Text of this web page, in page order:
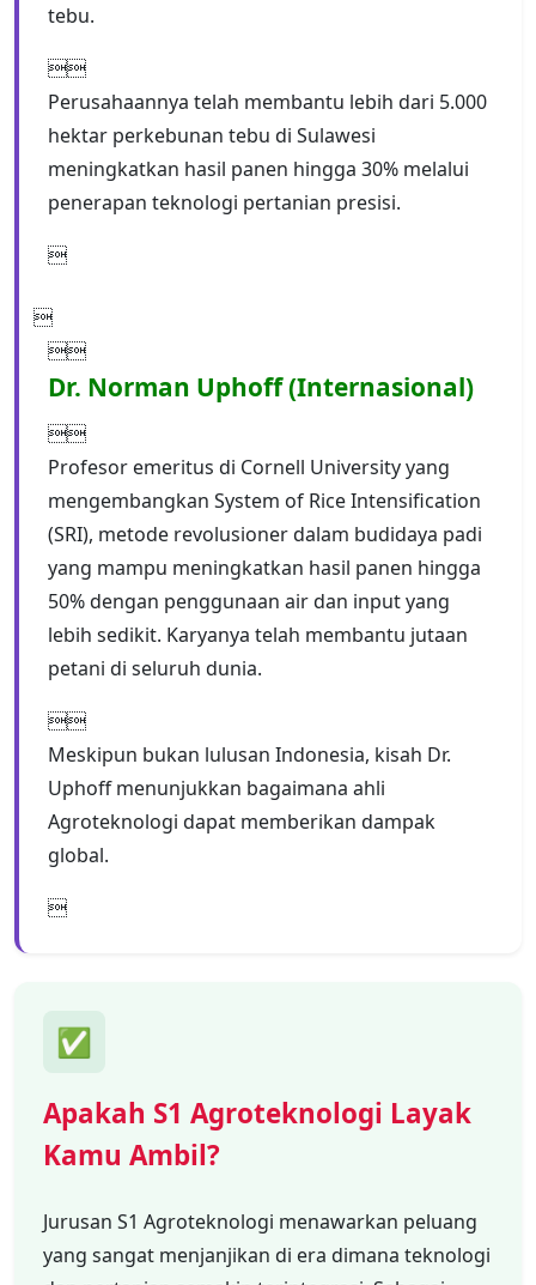
tebu.

Perusahaannya telah membantu lebih dari 5.000
hektar perkebunan tebu di Sulawesi
meningkatkan hasil panen hingga 30% melalui
penerapan teknologi pertanian presisi.



Dr. Norman Uphoff (Internasional)

Profesor emeritus di Cornell University yang
mengembangkan System of Rice Intensification
(SRI), metode revolusioner dalam budidaya padi
yang mampu meningkatkan hasil panen hingga
50% dengan penggunaan air dan input yang
lebih sedikit. Karyanya telah membantu jutaan
petani di seluruh dunia.

Meskipun bukan lulusan Indonesia, kisah Dr.
Uphoff menunjukkan bagaimana ahli
Agroteknologi dapat memberikan dampak
global.

✅
Apakah S1 Agroteknologi Layak
Kamu Ambil?
Jurusan S1 Agroteknologi menawarkan peluang
yang sangat menjanjikan di era dimana teknologi